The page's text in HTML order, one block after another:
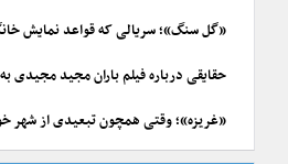
«گل سنگ»؛ سریالی که قواعد نمایش
حقایقی درباره فیلم باران مجید مجیدی
«غریزه»؛ وقتی همچون تبعیدی از شهر